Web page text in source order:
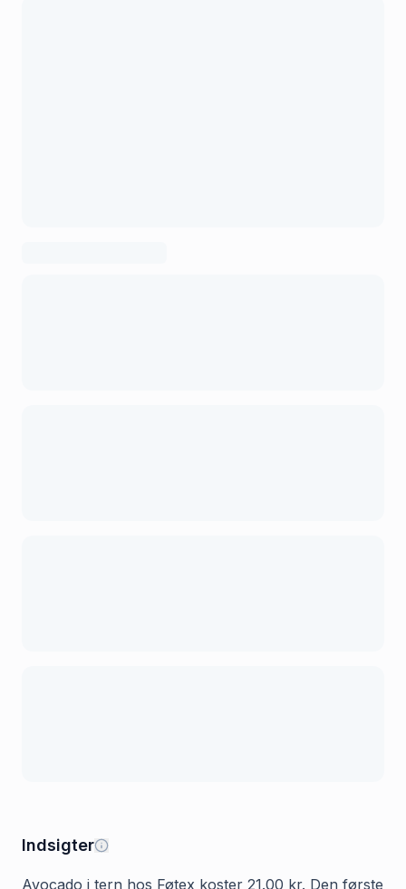
Indsigter
Avocado i tern hos Føtex koster 21.00 kr. Den første